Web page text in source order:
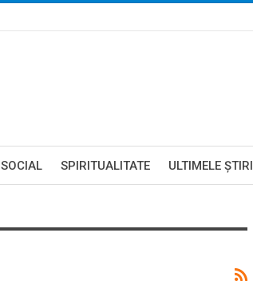
SOCIAL SPIRITUALITATE ULTIMELE ŞTIRI